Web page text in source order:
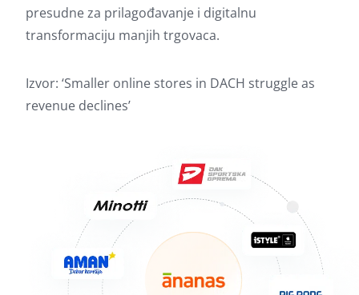
presudne za prilagođavanje i digitalnu
transformaciju manjih trgovaca.
Izvor: ‘Smaller online stores in DACH struggle as
revenue declines’